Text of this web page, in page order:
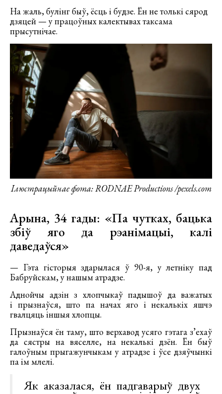
На жаль, булінг быў, ёсць і будзе. Ён не толькі сярод
дзяцей — у працоўных калектывах таксама
прысутнічае.
Ілюстрацыйнае фота: RODNAE Productions /pexels.com
Арына, 34 гады: «Па чутках, бацька
збіў яго да рэанімацыі, калі
даведаўся»
— Гэта гісторыя здарылася ў 90-я, у летніку пад
Бабруйскам, у нашым атрадзе.
Аднойчы адзін з хлопчыкаў падышоў да важатых
і прызнаўся, што па начах яго і некалькіх яшчэ
гвалцяць іншыя хлопцы.
Прызнаўся ён таму, што верхавод усяго гэтага з’ехаў
да сястры на вяселле, на некалькі дзён. Ён быў
галоўным прыгажунчыкам у атрадзе і ўсе дзяўчынкі
па ім млелі.
Як аказалася, ён падгаварыў двух